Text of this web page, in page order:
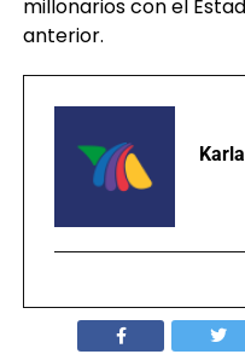
millonarios con el
anterior.